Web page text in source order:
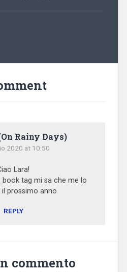
Rainy Days)
2020 at 10:50
Lara!
book tag mi sa che me lo
il prossimo anno
REPLY
commento